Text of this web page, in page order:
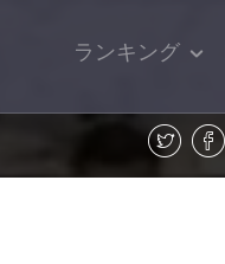
ランキング